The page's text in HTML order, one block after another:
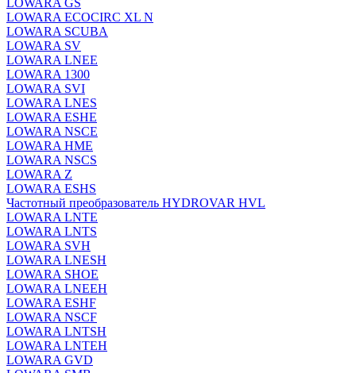
LOWARA GS
LOWARA ECOCIRC XL N
LOWARA SCUBA
LOWARA SV
LOWARA LNEE
LOWARA 1300
LOWARA SVI
LOWARA LNES
LOWARA ESHE
LOWARA NSCE
LOWARA HME
LOWARA NSCS
LOWARA Z
LOWARA ESHS
Частотный преобразователь HYDROVAR HVL
LOWARA LNTE
LOWARA LNTS
LOWARA SVH
LOWARA LNESH
LOWARA SHOE
LOWARA LNEEH
LOWARA ESHF
LOWARA NSCF
LOWARA LNTSH
LOWARA LNTEH
LOWARA GVD